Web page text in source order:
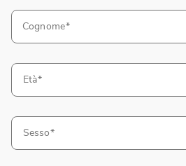
Cognome
Età
Sesso